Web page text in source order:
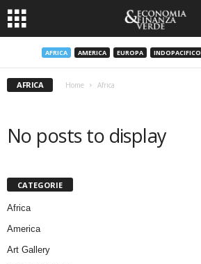
AFRICA AMERICA EUROPA INDOPACIFICO
AFRICA Home Africa
No posts to display
CATEGORIE
Africa
America
Art Gallery